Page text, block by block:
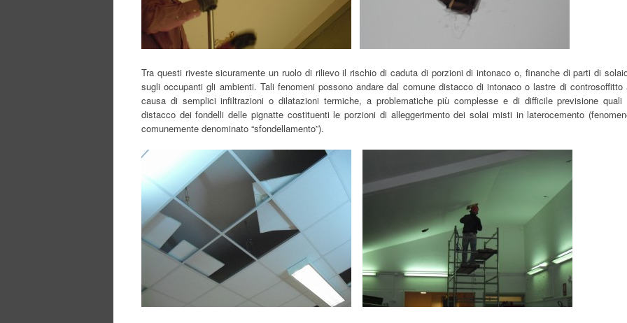
Tra questi riveste sicuramente un ruolo di rilievo il rischio di caduta di porzioni di intonaco o, finanche di parti di
sugli occupanti gli ambienti. Tali fenomeni possono andare dal comune distacco di intonaco o lastre di controsoffitto
causa di semplici infiltrazioni o dilatazioni termiche, a problematiche più complesse e di difficile previsione quali
distacco dei fondelli delle pignatte costituenti le porzioni di alleggerimento dei solai misti in laterocemento
comunemente denominato “sfondellamento”).